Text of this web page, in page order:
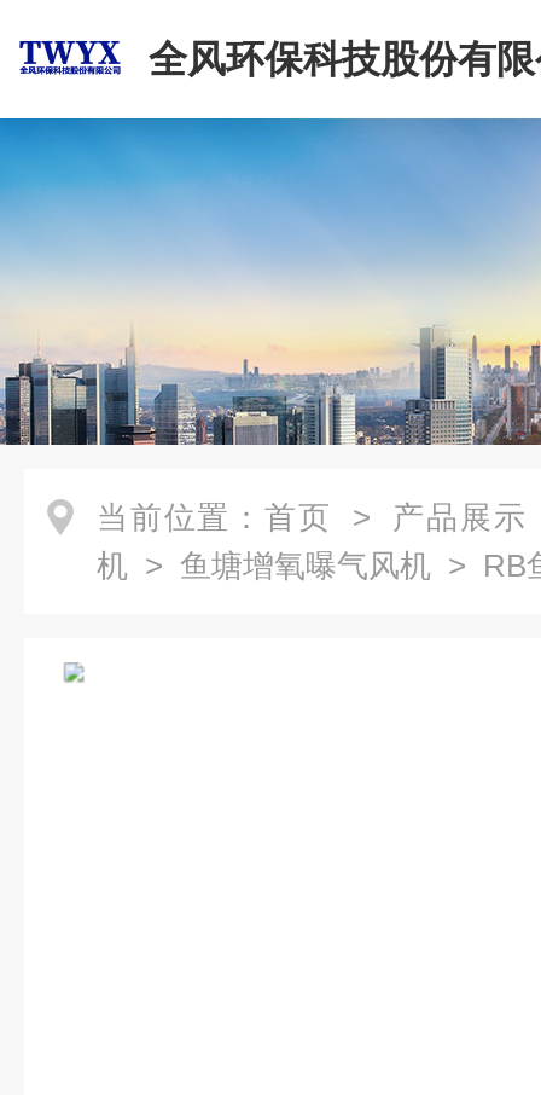
全风环保科技股份有
当前位置： 首页 > 产品展示
机 > 鱼塘增氧曝气风机 > RB